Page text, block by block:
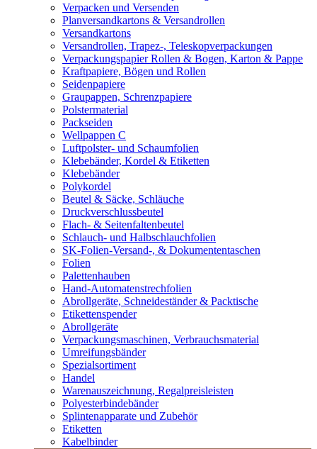
Verpacken und Versenden
Planversandkartons & Versandrollen
Versandkartons
Versandrollen, Trapez-, Teleskopverpackungen
Verpackungspapier Rollen & Bogen, Karton & Pappe
Kraftpapiere, Bögen und Rollen
Seidenpapiere
Graupappen, Schrenzpapiere
Polstermaterial
Packseiden
Wellpappen C
Luftpolster- und Schaumfolien
Klebebänder, Kordel & Etiketten
Klebebänder
Polykordel
Beutel & Säcke, Schläuche
Druckverschlussbeutel
Flach- & Seitenfaltenbeutel
Schlauch- und Halbschlauchfolien
SK-Folien-Versand-, & Dokumententaschen
Folien
Palettenhauben
Hand-Automatenstrechfolien
Abrollgeräte, Schneideständer & Packtische
Etikettenspender
Abrollgeräte
Verpackungsmaschinen, Verbrauchsmaterial
Umreifungsbänder
Spezialsortiment
Handel
Warenauszeichnung, Regalpreisleisten
Polyesterbindebänder
Splintenapparate und Zubehör
Etiketten
Kabelbinder